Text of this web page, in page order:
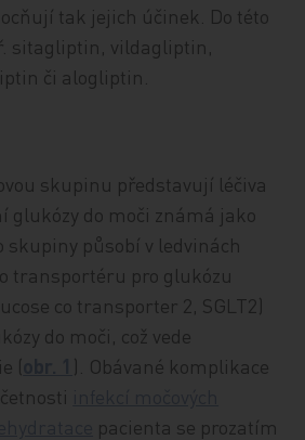
tak jejich účinek. Do této
sitagliptin, vildagliptin,
či alogliptin.
skupinu představují léčiva
glukózy do moči známá jako
skupiny působí v ledvinách
transportéru pro glukózu
co transporter 2, SGLT2)
do moči, což vede
(
). Obávané komplikace
pacienta se prozatím